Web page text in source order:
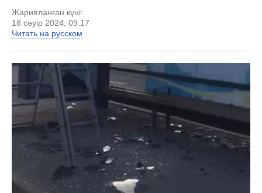
Жарияланған күні:
18 сәуір 2024, 09:17
Читать на русском